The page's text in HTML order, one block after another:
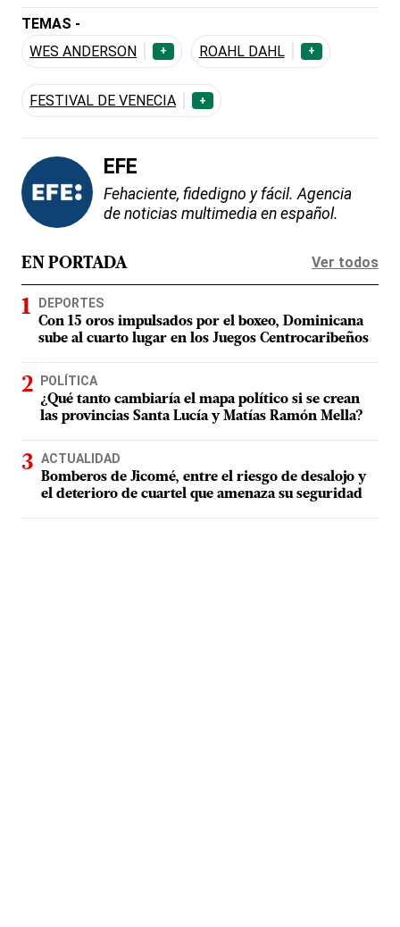
TEMAS -
WES ANDERSON
+ ROAHL DAHL +
FESTIVAL DE VENECIA +
EFE
Fehaciente, fidedigno y fácil. Agencia
de noticias multimedia en español.
EN PORTADA Ver todos
DEPORTES
Con 15 oros impulsados por el boxeo, Dominicana
sube al cuarto lugar en los Juegos Centrocaribeños
POLÍTICA
¿Qué tanto cambiaría el mapa político si se crean
las provincias Santa Lucía y Matías Ramón Mella?
ACTUALIDAD
Bomberos de Jicomé, entre el riesgo de desalojo y
el deterioro de cuartel que amenaza su seguridad